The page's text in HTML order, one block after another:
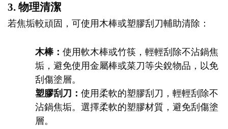
3. 物理清潔
若焦垢較頑固，可使用木棒或塑膠刮刀輔助清除：
木棒： 使用軟木棒或竹筷，輕輕刮除不沾鍋焦
垢，避免使用金屬棒或菜刀等尖銳物品，以免
刮傷塗層。
塑膠刮刀： 使用柔軟的塑膠刮刀，輕輕刮除不
沾鍋焦垢。選擇柔軟的塑膠材質，避免刮傷塗
層。